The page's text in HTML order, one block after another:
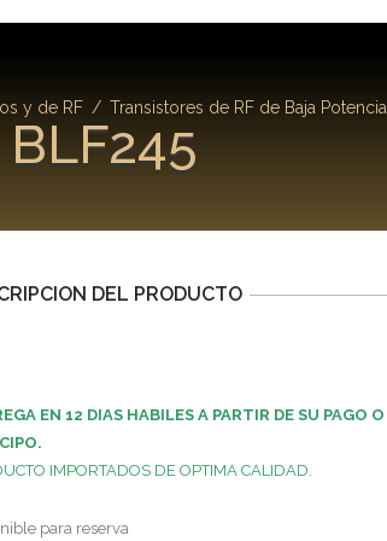
y de RF / Transistores de RF de Baja Potencia
BLF245
DEL PRODUCTO
EN 12 DIAS HABILES A PARTIR DE SU PAGO O
IMPORTADOS DE OPTIMA CALIDAD.
para reserva